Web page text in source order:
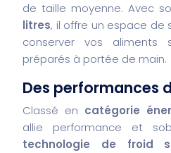
de taille moyenne. Avec
litres, il offre un espace de
conserver vos aliments
préparés à portée de main.
Des performances
Classé en catégorie
allie performance et
technologie de froid